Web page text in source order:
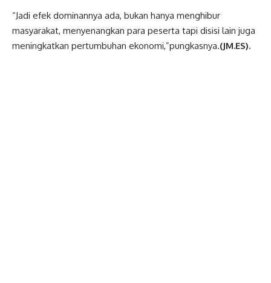
“Jadi efek dominannya ada, bukan hanya menghibur
masyarakat, menyenangkan para peserta tapi disisi lain juga
meningkatkan pertumbuhan ekonomi,”pungkasnya.(JM.ES).